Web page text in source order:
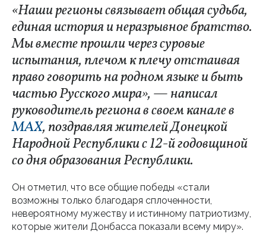
«Наши регионы связывает общая судьба,
единая история и неразрывное братство.
Мы вместе прошли через суровые
испытания, плечом к плечу отстаивая
право говорить на родном языке и быть
частью Русского мира», — написал
руководитель региона в своем канале в
MAX, поздравляя жителей Донецкой
Народной Республики с 12-й годовщиной
со дня образования Республики.
Он отметил, что все общие победы «стали
возможны только благодаря сплоченности,
невероятному мужеству и истинному патриотизму,
которые жители Донбасса показали всему миру».